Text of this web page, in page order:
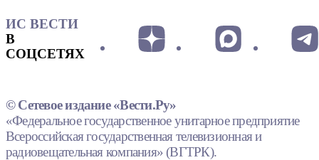
ИС ВЕСТИ
В
СОЦСЕТЯХ
© Сетевое издание «Вести.Ру»
«Федеральное государственное унитарное предприятие
Всероссийская государственная телевизионная и
радиовещательная компания» (ВГТРК).